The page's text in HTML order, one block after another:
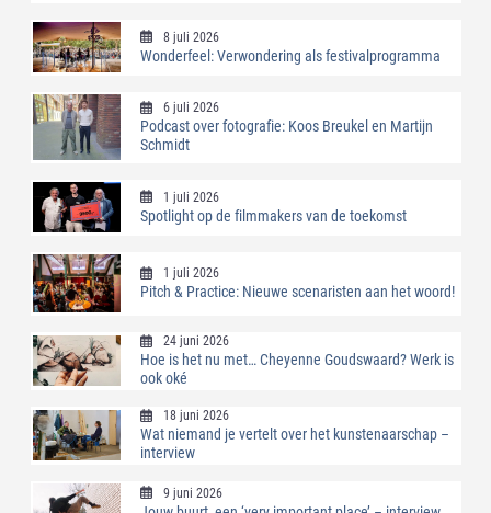
8 juli 2026
Wonderfeel: Verwondering als festivalprogramma
6 juli 2026
Podcast over fotografie: Koos Breukel en Martijn
Schmidt
1 juli 2026
Spotlight op de filmmakers van de toekomst
1 juli 2026
Pitch & Practice: Nieuwe scenaristen aan het woord!
24 juni 2026
Hoe is het nu met… Cheyenne Goudswaard? Werk is
ook oké
18 juni 2026
Wat niemand je vertelt over het kunstenaarschap –
interview
9 juni 2026